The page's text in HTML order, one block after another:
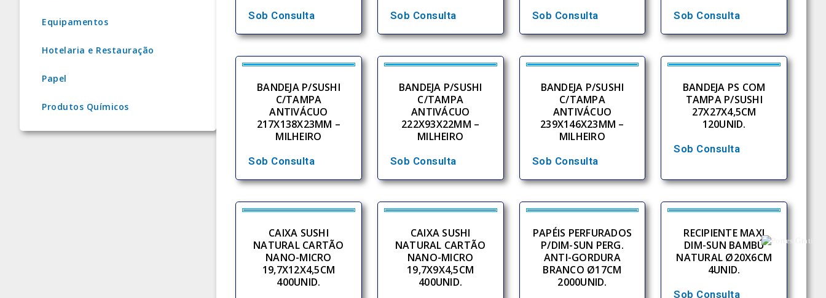
Equipamentos
Hotelaria e Restauração
Papel
Produtos Químicos
Sob Consulta Sob Consulta Sob Consulta Sob Consulta
BANDEJA P/SUSHI
C/TAMPA
ANTIVÁCUO
217X138X23MM –
MILHEIRO
Sob Consulta
BANDEJA P/SUSHI
C/TAMPA
ANTIVÁCUO
222X93X22MM –
MILHEIRO
Sob Consulta
BANDEJA P/SUSHI
C/TAMPA
ANTIVÁCUO
239X146X23MM –
MILHEIRO
Sob Consulta
BANDEJA PS COM
TAMPA P/SUSHI
27X27X4,5CM
120UNID.
Sob Consulta
CAIXA SUSHI
NATURAL CARTÃO
NANO-MICRO
19,7X12X4,5CM
400UNID.
CAIXA SUSHI
NATURAL CARTÃO
NANO-MICRO
19,7X9X4,5CM
400UNID.
PAPÉIS PERFURADOS
P/DIM-SUN PERG.
ANTI-GORDURA
BRANCO Ø17CM
2000UNID.
RECIPIENTE MAXI
DIM-SUN BAMBÚ
NATURAL Ø20X6CM
4UNID.
Sob Consulta